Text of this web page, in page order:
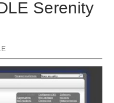
Serenity